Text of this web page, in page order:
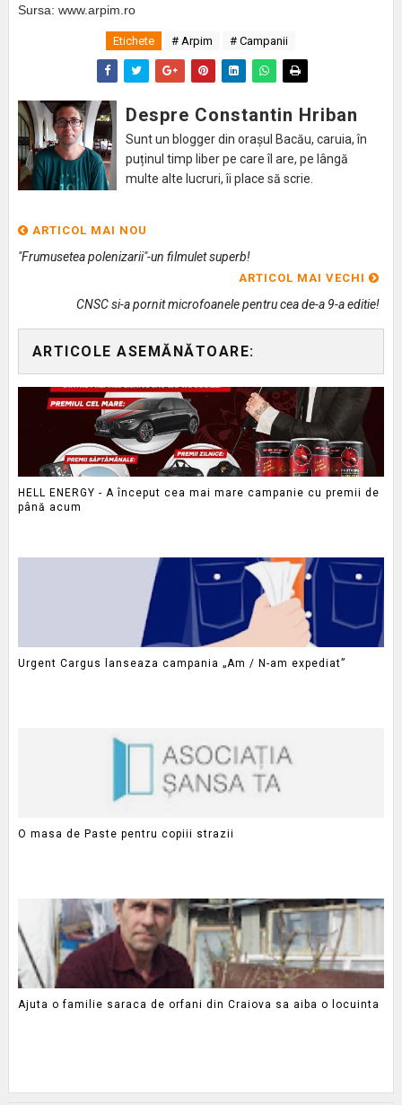
Sursa: www.arpim.ro
Etichete # Arpim # Campanii
Despre Constantin Hriban
Sunt un blogger din orașul Bacău, caruia, în
puținul timp liber pe care îl are, pe lângă
multe alte lucruri, îi place să scrie.
ARTICOL MAI NOU
"Frumusetea polenizarii"-un filmulet superb!
ARTICOL MAI VECHI
CNSC si-a pornit microfoanele pentru cea de-a 9-a editie!
ARTICOLE ASEMĂNĂTOARE:
HELL ENERGY - A început cea mai mare campanie cu premii de
până acum
Urgent Cargus lanseaza campania „Am / N-am expediat”
O masa de Paste pentru copiii strazii
Ajuta o familie saraca de orfani din Craiova sa aiba o locuinta